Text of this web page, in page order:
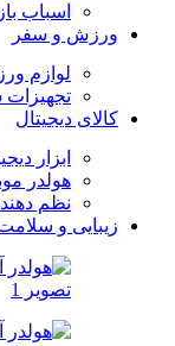
اسباب
ورزش و سفر
لوازم
تجهیزات
کالای دیجیتال
ابزار
هولدر
نظم
زیبایی و